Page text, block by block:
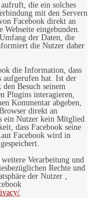
aufruft, die ein solches
mit den Servern
Facebook direkt an
eingebunden.
der Daten, die
die Nutzer daher
die Information, dass
aufgerufen hat. Ist der
Besuch seinem
Plugins interagieren,
Kommentar abgeben,
direkt an
ein Nutzer kein Mitglied
dass Facebook seine
Facebook wird in
Verarbeitung und
Rechte und
der Nutzer ,
.